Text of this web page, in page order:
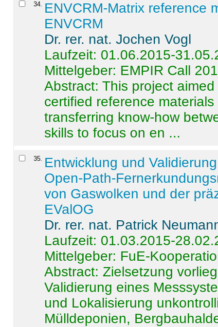
34. ENVCRM-Matrix reference
ENVCRM
Dr. rer. nat. Jochen Vogl
Laufzeit: 01.06.2015-
Mittelgeber: EMPIR Call
Abstract:This project
certified reference
transferring know-how
skills to focus on en ...
35. Entwicklung und
Open-Path-
von Gaswolken und der
EValOG
Dr. rer. nat. Patrick
Laufzeit: 01.03.2015-
Mittelgeber: FuE-
Abstract:Zielsetzung
Validierung eines
und Lokalisierung
Mülldeponien,